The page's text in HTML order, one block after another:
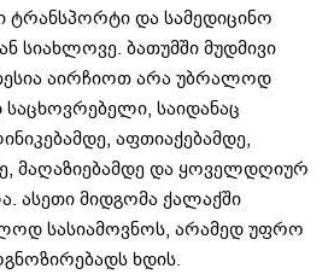
და სამედიცინო
სიახლოვე. ბათუმში მუდმივი
აირჩიოთ არა უბრალოდ
საცხოვრებელი, საიდანაც
აფთიაქებამდე,
მაღაზიებამდე და ყოველდღიურ
ასეთი მიდგომა ქალაქში
სასიამოვნოს, არამედ უფრო
ხდის.